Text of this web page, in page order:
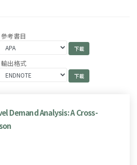
參考書目
輸出格式
Demand Analysis: A Cross-